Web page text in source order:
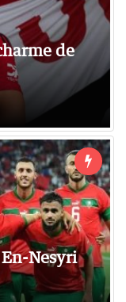
de
Nesyri